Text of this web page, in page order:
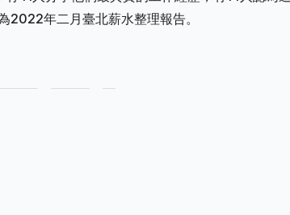
2022年二月臺北薪水整理報告。